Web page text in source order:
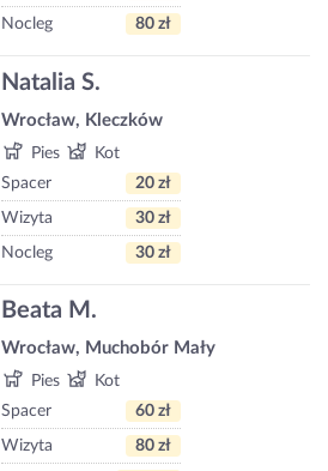
Nocleg 80 zł
Natalia S.
Wrocław, Kleczków
Pies
Kot
Spacer
20 zł
Wizyta 30 zł
Nocleg 30 zł
Beata M.
Wrocław, Muchobór Mały
Pies
Kot
Spacer
60 zł
Wizyta 80 zł